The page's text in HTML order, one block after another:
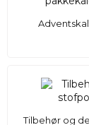
skaber en
Disse stilfulde
genanvendelige
form for
velourposer og
Tilbehør og